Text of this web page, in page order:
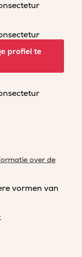
profiel te
over de
vormen van